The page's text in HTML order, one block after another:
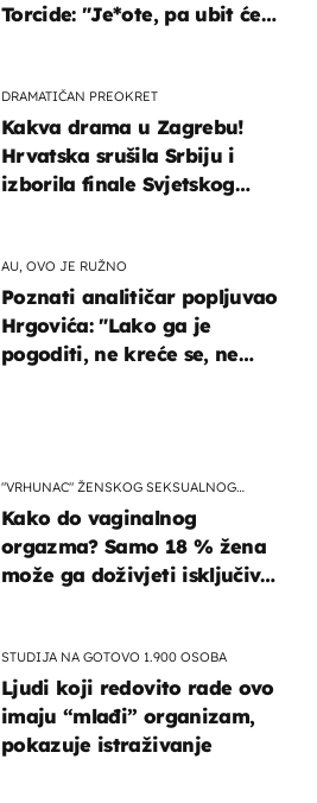
"VRHUNAC" ŽENSKOG SEKSUALNOG
Kako do vaginalnog
orgazma? Samo 18 % žena
može ga doživjeti isključivo
STUDIJA NA GOTOVO 1.900 OSOBA
Ljudi koji redovito rade ovo
imaju “mlađi” organizam,
pokazuje istraživanje
Torcide: "Je*ote, pa ubit će
DRAMATIČAN PREOKRET
Kakva drama u Zagrebu!
Hrvatska srušila Srbiju i
izborila finale Svjetskog
AU, OVO JE RUŽNO
Poznati analitičar popljuvao
Hrgovića: "Lako ga je
pogoditi, ne kreće se, ne